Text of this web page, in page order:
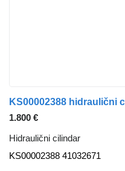
1.800 €
Hidraulični cilindar
KS00002388 41032671